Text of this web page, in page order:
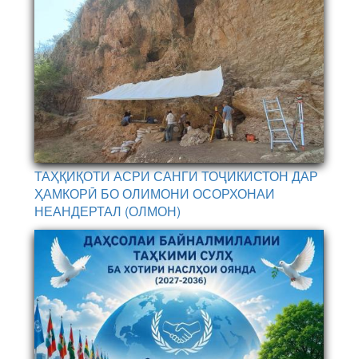
ТАҲҚИҚОТИ АСРИ САНГИ ТОҶИКИСТОН ДАР
ҲАМКОРӢ БО ОЛИМОНИ ОСОРХОНАИ
НЕАНДЕРТАЛ (ОЛМОН)